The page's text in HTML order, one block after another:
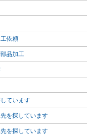
依頼
品加工
ています
を探しています
を探しています